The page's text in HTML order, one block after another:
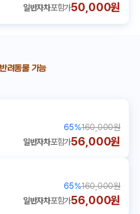
일반자차포함가50,000원
반려동물 가능
65%160,000원
일반자차포함가56,000원
65%160,000원
일반자차포함가56,000원